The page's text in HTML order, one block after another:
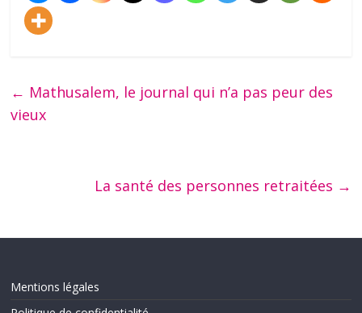
← Mathusalem, le journal qui n’a pas peur des
vieux
La santé des personnes retraitées →
Mentions légales